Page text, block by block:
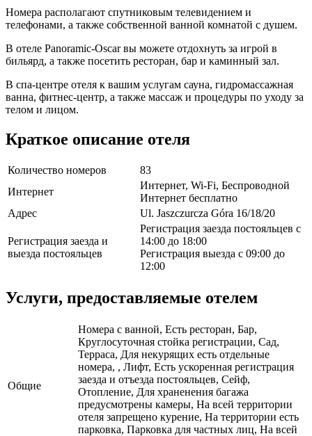
Номера располагают спутниковым телевидением и
телефонами, а также собственной ванной комнатой с душем.
В отеле Panoramic-Oscar вы можете отдохнуть за игрой в
бильярд, а также посетить ресторан, бар и каминный зал.
В спа-центре отеля к вашим услугам сауна, гидромассажная
ванна, фитнес-центр, а также массаж и процедуры по уходу за
телом и лицом.
Краткое описание отеля
Количество номеров
83
Интернет
Интернет, Wi-Fi, Беспроводной
Интернет бесплатно
Адрес
Ul. Jaszczurcza Góra 16/18/20
Регистрация заезда и
выезда постояльцев
Регистрация заезда постояльцев с
14:00 до 18:00
Регистрация выезда с 09:00 до
12:00
Услуги, предоставляемые отелем
Общие
Номера с ванной, Есть ресторан, Бар,
Круглосуточная стойка регистрации, Сад,
Терраса, Для некурящих есть отдельные
номера, , Лифт, Есть ускоренная регистрация
заезда и отъезда постояльцев, Сейф,
Отопление, Для храненения багажа
предусмотрены камеры, На всей территории
отеля запрещено курение, На территории есть
парковка, Парковка для частных лиц, На всей